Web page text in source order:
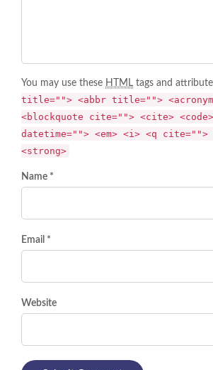
You may use these HTML tags and
title=""> <abbr title="">
<blockquote cite=""> <cite>
datetime=""> <em> <i> <q
<strong>
Name *
Email *
Website